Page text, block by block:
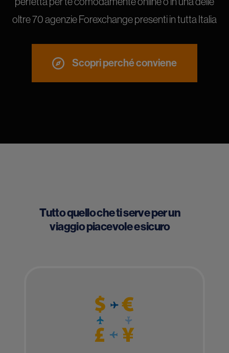
oltre 70 agenzie Forexchange presenti in tutta Italia
Scopri perché conviene
Tutto quello che ti serve per un
viaggio piacevole e sicuro